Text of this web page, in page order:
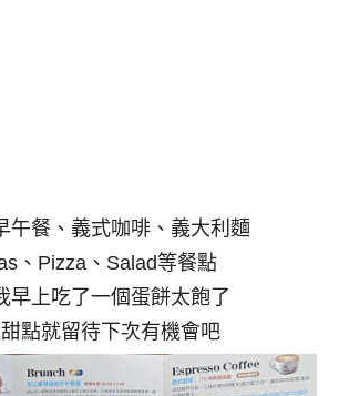
午餐、義式咖啡、義大利麵
、Pizza、Salad等餐點
早上吃了一個蛋餅太飽了
點就留待下次有機會吧